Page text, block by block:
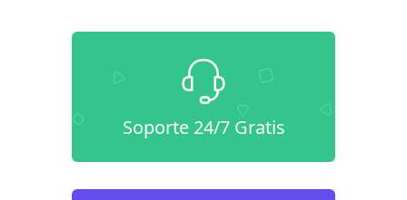
Soporte 24/7 Gratis